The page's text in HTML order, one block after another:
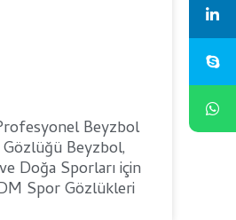
Beyzbol
Beyzbol,
Doğa Sporları için
Spor Gözlükleri